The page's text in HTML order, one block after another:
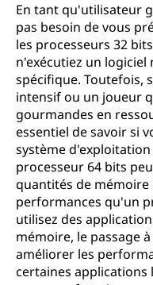
En tant qu'utilisateur
pas besoin de vous
les processeurs 32
n'exécutiez un
spécifique. Toutefois,
intensif ou un joueur
gourmandes en
essentiel de savoir si
système
processeur 64 bits
quantités de
performances qu'un
utilisez des
mémoire, le passage
améliorer les
certaines applications